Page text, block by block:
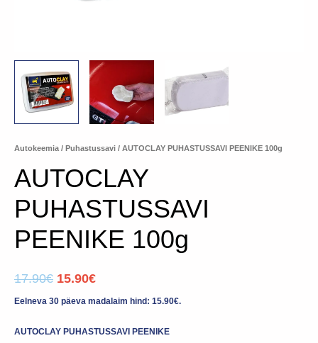
Autokeemia / Puhastussavi / AUTOCLAY PUHASTUSSAVI PEENIKE 100g
AUTOCLAY
PUHASTUSSAVI
PEENIKE 100g
17.90€ 15.90€
Eelneva 30 päeva madalaim hind: 15.90€.
AUTOCLAY PUHASTUSSAVI PEENIKE